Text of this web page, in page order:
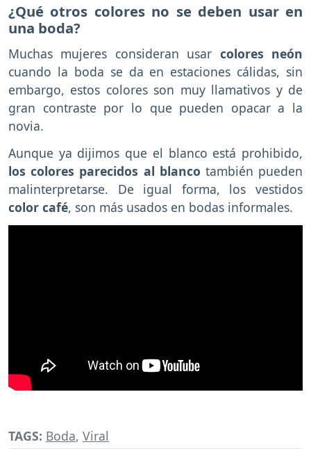
¿Qué otros colores no se deben usar en
una boda?
Muchas mujeres consideran usar colores neón
cuando la boda se da en estaciones cálidas, sin
embargo, estos colores son muy llamativos y de
gran contraste por lo que pueden opacar a la
novia.
Aunque ya dijimos que el blanco está prohibido,
los colores parecidos al blanco también pueden
malinterpretarse. De igual forma, los vestidos
color café, son más usados en bodas informales.
TAGS: Boda, Viral